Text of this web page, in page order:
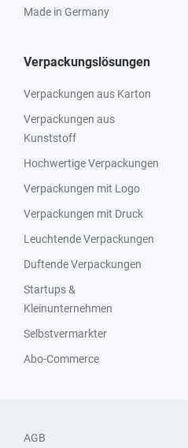
Made in Germany
Verpackungslösungen
Verpackungen aus Karton
Verpackungen aus
Kunststoff
Hochwertige Verpackungen
Verpackungen mit Logo
Verpackungen mit Druck
Leuchtende Verpackungen
Duftende Verpackungen
Startups &
Kleinunternehmen
Selbstvermarkter
Abo-Commerce
AGB